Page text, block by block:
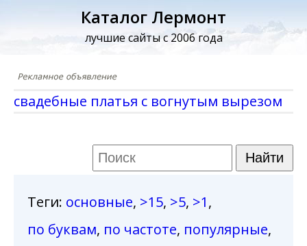
Каталог Лермонт
лучшие сайты с 2006 года
свадебные платья с вогнутым вырезом
Теги: основные, >15, >5, >1,
по буквам, по частоте, популярные,